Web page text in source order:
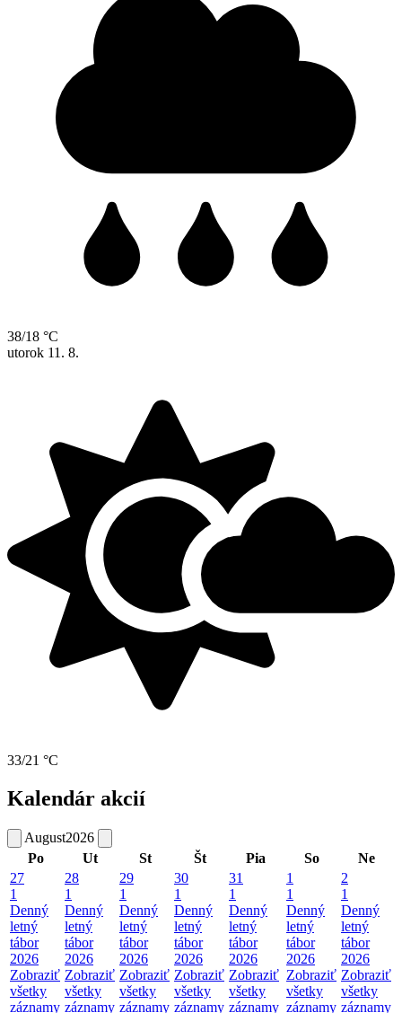
38/18 °C
utorok 11. 8.
33/21 °C
Kalendár akcií
August2026
Po
Ut St Št Pia So
Ne
27
1
Denný
letný
tábor
2026
Zobraziť
všetky
záznamy
28
1
Denný
letný
tábor
2026
Zobraziť
všetky
záznamy
29
1
Denný
letný
tábor
2026
Zobraziť
všetky
záznamy
30
1
Denný
letný
tábor
2026
Zobraziť
všetky
záznamy
31
1
Denný
letný
tábor
2026
Zobraziť
všetky
záznamy
1
1
Denný
letný
tábor
2026
Zobraziť
všetky
záznamy
2
1
Denný
letný
tábor
2026
Zobraziť
všetky
záznamy